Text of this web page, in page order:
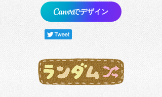
でデザイン